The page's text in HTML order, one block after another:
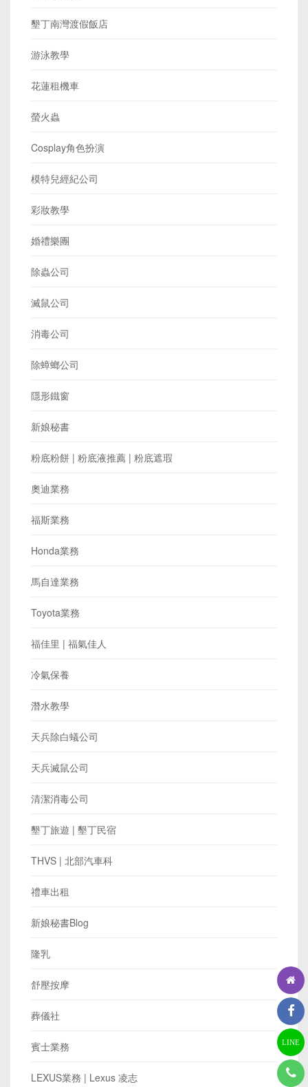
墾丁南灣渡假飯店
游泳教學
花蓮租機車
螢火蟲
Cosplay角色扮演
模特兒經紀公司
彩妝教學
婚禮樂團
除蟲公司
滅鼠公司
消毒公司
除蟑螂公司
隱形鐵窗
新娘秘書
粉底粉餅 | 粉底液推薦 | 粉底遮瑕
奧迪業務
福斯業務
Honda業務
馬自達業務
Toyota業務
福佳里 | 福氣佳人
冷氣保養
潛水教學
天兵除白蟻公司
天兵滅鼠公司
清潔消毒公司
墾丁旅遊 | 墾丁民宿
THVS | 北部汽車科
禮車出租
新娘秘書Blog
隆乳
舒壓按摩
葬儀社
賓士業務
LEXUS業務 | Lexus 凌志
LINE